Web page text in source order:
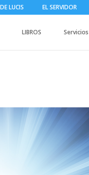
LUCIS EL SERVIDOR
LIBROS